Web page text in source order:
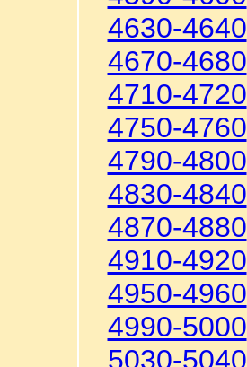
4630-4640
4670-4680
4710-4720
4750-4760
4790-4800
4830-4840
4870-4880
4910-4920
4950-4960
4990-5000
5030-5040